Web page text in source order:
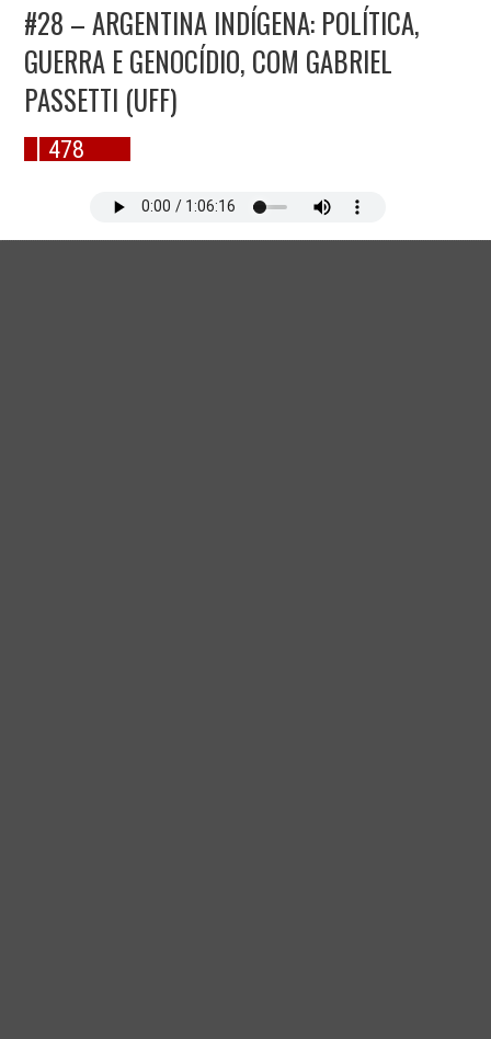
#28 – ARGENTINA INDÍGENA: POLÍTICA,
GUERRA E GENOCÍDIO, COM GABRIEL
PASSETTI (UFF)
478